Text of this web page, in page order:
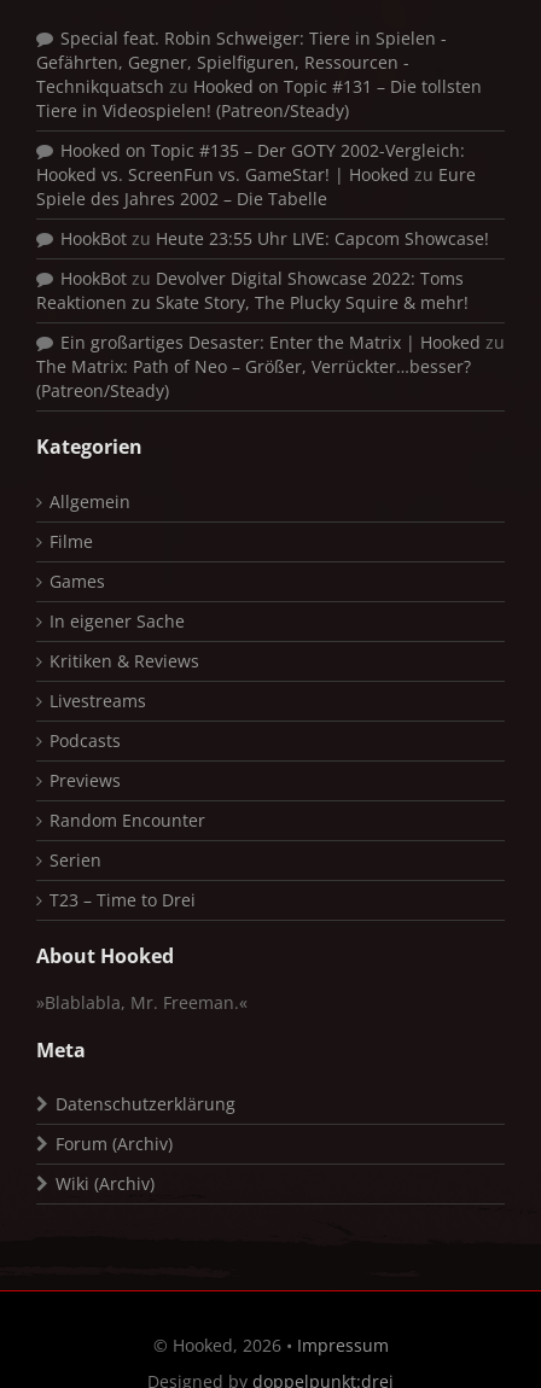
Special feat. Robin Schweiger: Tiere in Spielen -
Gefährten, Gegner, Spielfiguren, Ressourcen -
Technikquatsch zu Hooked on Topic #131 – Die tollsten
Tiere in Videospielen! (Patreon/Steady)
Hooked on Topic #135 – Der GOTY 2002-Vergleich:
Hooked vs. ScreenFun vs. GameStar! | Hooked zu Eure
Spiele des Jahres 2002 – Die Tabelle
HookBot zu Heute 23:55 Uhr LIVE: Capcom Showcase!
HookBot zu Devolver Digital Showcase 2022: Toms
Reaktionen zu Skate Story, The Plucky Squire & mehr!
Ein großartiges Desaster: Enter the Matrix | Hooked zu
The Matrix: Path of Neo – Größer, Verrückter…besser?
(Patreon/Steady)
Kategorien
Allgemein
Filme
Games
In eigener Sache
Kritiken & Reviews
Livestreams
Podcasts
Previews
Random Encounter
Serien
T23 – Time to Drei
About Hooked
»Blablabla, Mr. Freeman.«
Meta
Datenschutzerklärung
Forum (Archiv)
Wiki (Archiv)
© Hooked, 2026 • Impressum
Designed by doppelpunkt:drei